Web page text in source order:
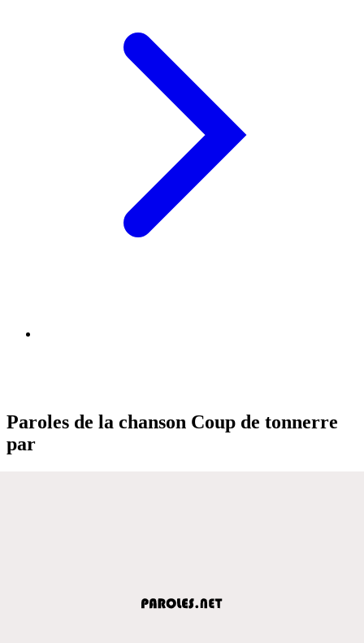
Paroles de la chanson Coup de tonnerre
par